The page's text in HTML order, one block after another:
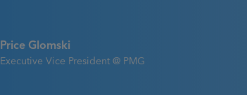
Price Glomski
Executive Vice President @ PMG